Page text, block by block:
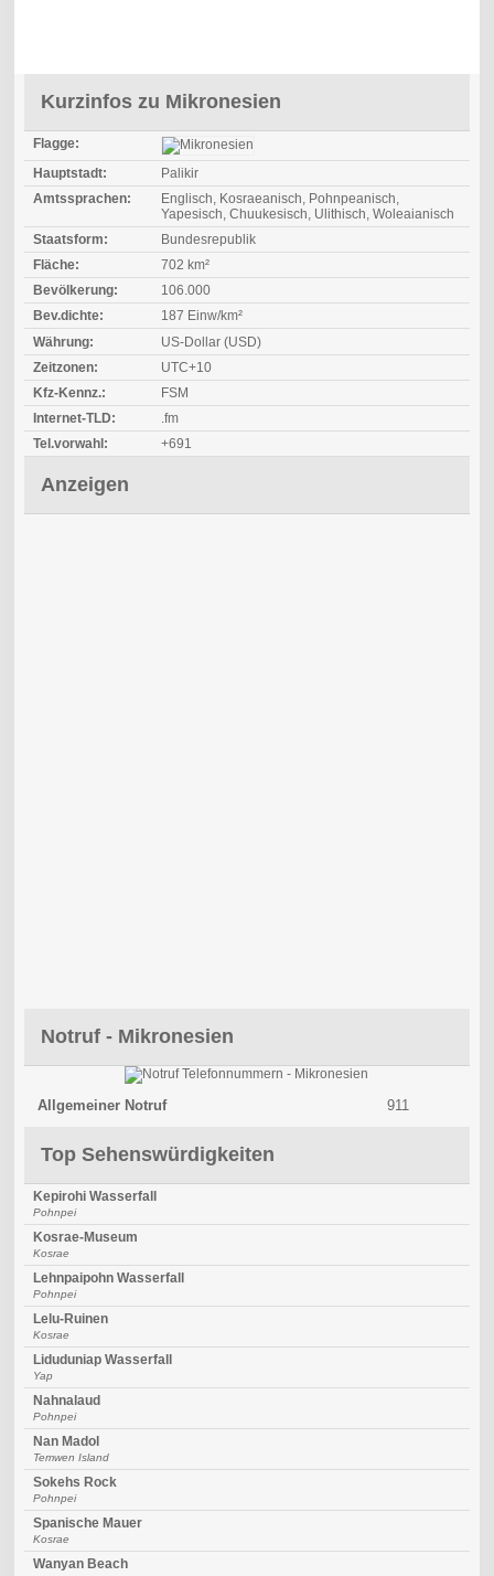
Kurzinfos zu Mikronesien
Flagge:
Hauptstadt:
Palikir
Amtssprachen:
Englisch, Kosraeanisch, Pohnpeanisch,
Yapesisch, Chuukesisch, Ulithisch, Woleaianisch
Staatsform:
Bundesrepublik
Fläche:
702 km²
Bevölkerung:
106.000
Bev.dichte:
187 Einw/km²
Währung:
US-Dollar (USD)
Zeitzonen:
UTC+10
Kfz-Kennz.:
FSM
Internet-TLD:
.fm
Tel.vorwahl:
+691
Anzeigen
Notruf - Mikronesien
Allgemeiner Notruf 911
Top Sehenswürdigkeiten
Kepirohi Wasserfall
Pohnpei
Kosrae-Museum
Kosrae
Lehnpaipohn Wasserfall
Pohnpei
Lelu-Ruinen
Kosrae
Liduduniap Wasserfall
Yap
Nahnalaud
Pohnpei
Nan Madol
Temwen Island
Sokehs Rock
Pohnpei
Spanische Mauer
Kosrae
Wanyan Beach